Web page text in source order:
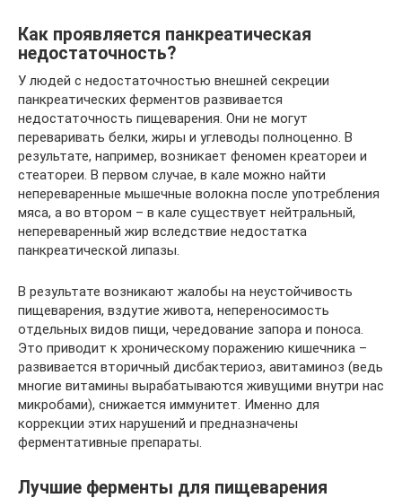
Как проявляется панкреатическая
недостаточность?
У людей с недостаточностью внешней секреции
панкреатических ферментов развивается
недостаточность пищеварения. Они не могут
переваривать белки, жиры и углеводы полноценно. В
результате, например, возникает феномен креатореи и
стеатореи. В первом случае, в кале можно найти
непереваренные мышечные волокна после употребления
мяса, а во втором – в кале существует нейтральный,
непереваренный жир вследствие недостатка
панкреатической липазы.
В результате возникают жалобы на неустойчивость
пищеварения, вздутие живота, непереносимость
отдельных видов пищи, чередование запора и поноса.
Это приводит к хроническому поражению кишечника –
развивается вторичный дисбактериоз, авитаминоз (ведь
многие витамины вырабатываются живущими внутри нас
микробами), снижается иммунитет. Именно для
коррекции этих нарушений и предназначены
ферментативные препараты.
Лучшие ферменты для пищеварения